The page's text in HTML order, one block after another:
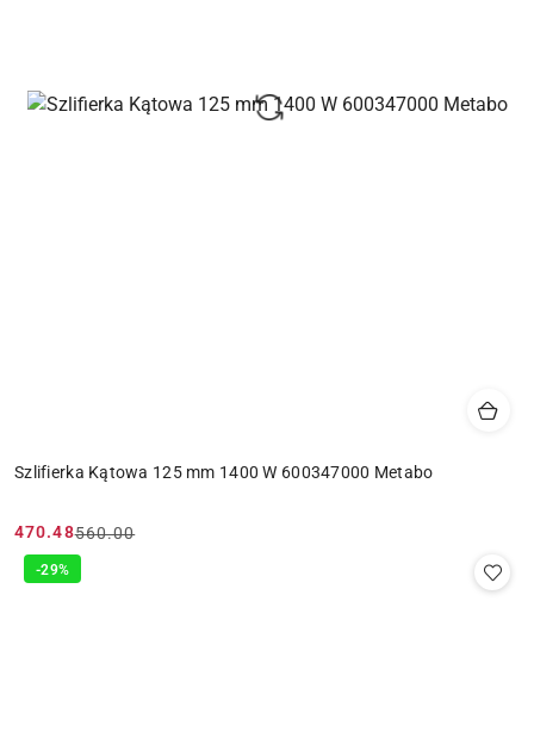
Szlifierka Kątowa 125 mm 1400 W 600347000 Metabo
Cena
promocyjna:
470.48
Cena
przed
560.00
-29%